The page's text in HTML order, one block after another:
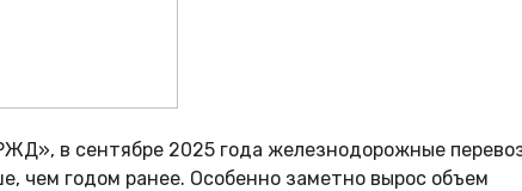
в сентябре 2025 года железнодорожные
чем годом ранее. Особенно заметно вырос объем